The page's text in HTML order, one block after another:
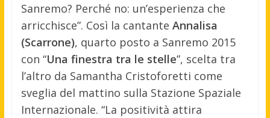
Sanremo? Perché no: un’esperienza che
arricchisce”. Così la cantante Annalisa
(Scarrone), quarto posto a Sanremo 2015
con “Una finestra tra le stelle”, scelta tra
l’altro da Samantha Cristoforetti come
sveglia del mattino sulla Stazione Spaziale
Internazionale. “La positività attira